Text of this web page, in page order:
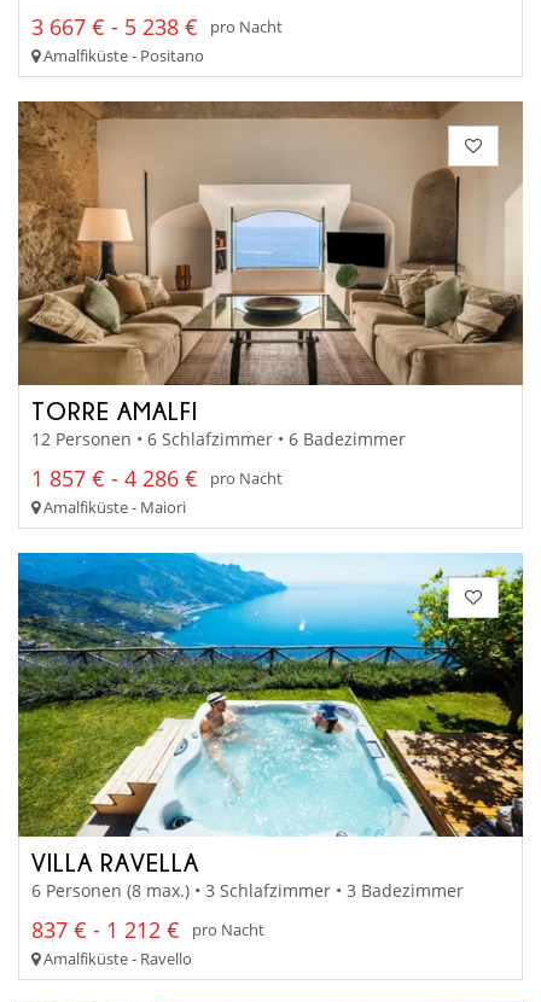
3 667 € - 5 238 €
pro Nacht
Amalfiküste - Positano
TORRE AMALFI
12 Personen • 6 Schlafzimmer • 6 Badezimmer
1 857 € - 4 286 €
pro Nacht
Amalfiküste - Maiori
VILLA RAVELLA
6 Personen (8 max.) • 3 Schlafzimmer • 3 Badezimmer
837 € - 1 212 €
pro Nacht
Amalfiküste - Ravello